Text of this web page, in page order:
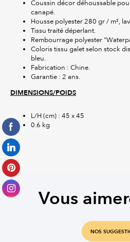
Coussin décor déhoussable
canapé.
Housse polyester 280 gr / m²,
Tissu traité déperlant.
Rembourrage polyester
Coloris tissu galet selon stock
bleu.
Fabrication : Chine.
Garantie : 2 ans.
DIMENSIONS/POIDS
L/H (cm) : 45 x 45
0.6 kg
Vous
NOS